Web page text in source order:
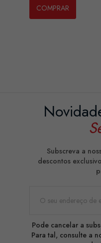
COMPRAR
Subscreva a
descontos
Pode cancelar a
Para tal, consulte a